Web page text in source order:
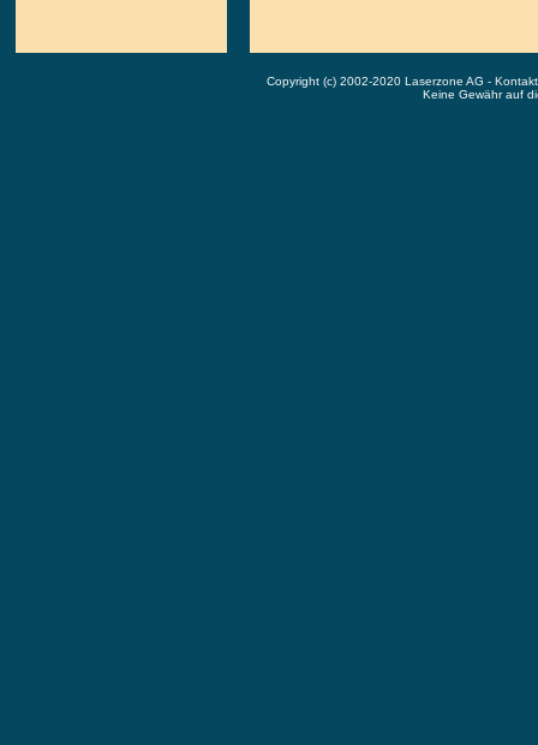
Copyright (c) 2002-2020 Laserzone AG -
Keine Gewähr auf